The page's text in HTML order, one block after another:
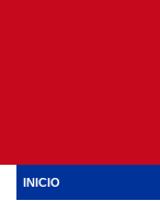
INICIO